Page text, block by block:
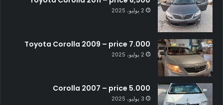
2 يوليو، 2025
Toyota Corolla 2009 – price 7.000
2 يوليو، 2025
Corolla 2007 – price 5.000
3 يوليو، 2025